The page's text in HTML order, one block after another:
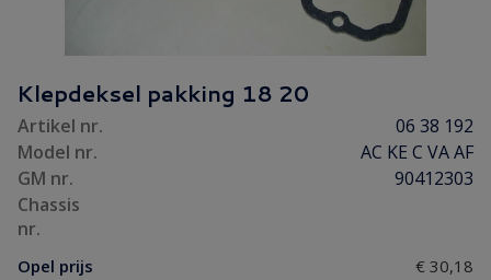
Klepdeksel pakking 18 20
Artikel nr.
06 38 192
Model nr.
AC KE C VA AF
GM nr.
90412303
Chassis
nr.
Opel prijs
€ 30,18